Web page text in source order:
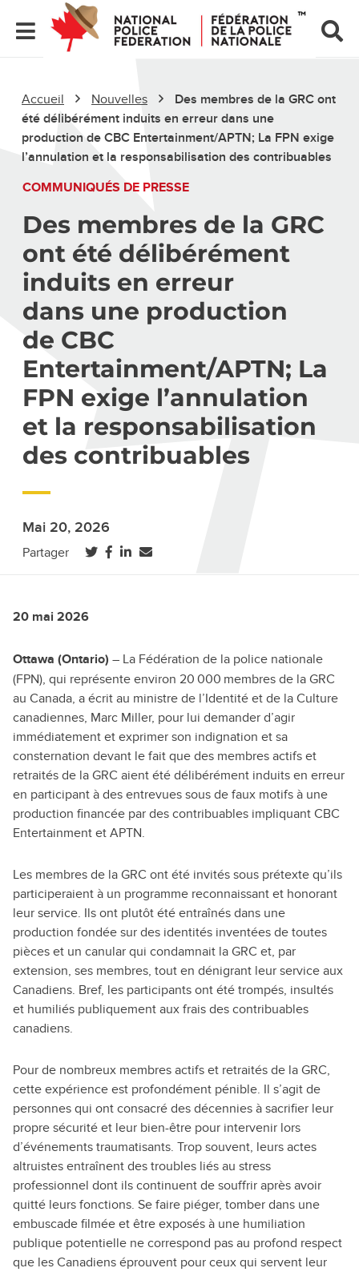
Accueil Nouvelles
Des membres de la GRC ont
été délibérément induits en erreur dans une
production de CBC Entertainment/APTN; La FPN exige
l’annulation et la responsabilisation des contribuables
COMMUNIQUÉS DE PRESSE
Des membres de la GRC
ont été délibérément
induits en erreur
dans une production
de CBC
Entertainment/APTN; La
FPN exige l’annulation
et la responsabilisation
des contribuables
Mai 20, 2026
Partager (ouvre dans un nouvel onglet)
(ouvre dans un nouvel onglet)
(ouvre dans un nouvel onglet)
20 mai 2026
Ottawa (Ontario) – La Fédération de la police nationale
(FPN), qui représente environ 20 000 membres de la GRC
au Canada, a écrit au ministre de l’Identité et de la Culture
canadiennes, Marc Miller, pour lui demander d’agir
immédiatement et exprimer son indignation et sa
consternation devant le fait que des membres actifs et
retraités de la GRC aient été délibérément induits en erreur
en participant à des entrevues sous de faux motifs à une
production financée par des contribuables impliquant CBC
Entertainment et APTN.
Les membres de la GRC ont été invités sous prétexte qu’ils
participeraient à un programme reconnaissant et honorant
leur service. Ils ont plutôt été entraînés dans une
production fondée sur des identités inventées de toutes
pièces et un canular qui condamnait la GRC et, par
extension, ses membres, tout en dénigrant leur service aux
Canadiens. Bref, les participants ont été trompés, insultés
et humiliés publiquement aux frais des contribuables
canadiens.
Pour de nombreux membres actifs et retraités de la GRC,
cette expérience est profondément pénible. Il s’agit de
personnes qui ont consacré des décennies à sacrifier leur
propre sécurité et leur bien-être pour intervenir lors
d’événements traumatisants. Trop souvent, leurs actes
altruistes entraînent des troubles liés au stress
professionnel dont ils continuent de souffrir après avoir
quitté leurs fonctions. Se faire piéger, tomber dans une
embuscade filmée et être exposés à une humiliation
publique potentielle ne correspond pas au profond respect
que les Canadiens éprouvent pour ceux qui servent leur